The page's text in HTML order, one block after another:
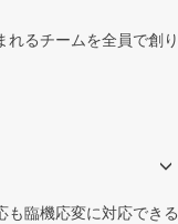
るチームを全員で創り
も臨機応変に対応できる